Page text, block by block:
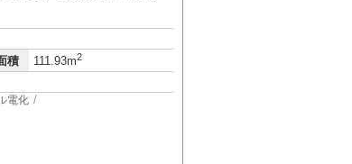
積 111.93m2
電化